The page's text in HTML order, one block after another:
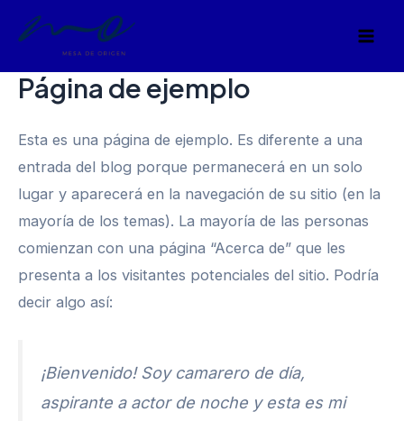
Página de ejemplo
Esta es una página de ejemplo. Es diferente a una
entrada del blog porque permanecerá en un solo
lugar y aparecerá en la navegación de su sitio (en la
mayoría de los temas). La mayoría de las personas
comienzan con una página “Acerca de” que les
presenta a los visitantes potenciales del sitio. Podría
decir algo así:
¡Bienvenido! Soy camarero de día,
aspirante a actor de noche y esta es mi